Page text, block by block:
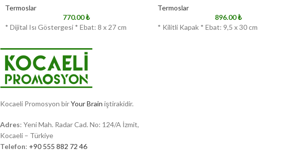
Termoslar
770.00₺
* Dijital Isı Göstergesi * Ebat: 8 x 27 cm
Termoslar
896.00₺
* Kilitli Kapak * Ebat: 9,5 x 30 cm
Kocaeli Promosyon birYour Brain iştirakidir.
Adres: Yeni Mah. Radar Cad. No: 124/A İzmit,
Kocaeli – Türkiye
Telefon: +90 555 882 72 46